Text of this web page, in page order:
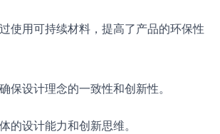
使用可持续材料，提高了产品的环保性
确保设计理念的一致性和创新性。
设计能力和创新思维。